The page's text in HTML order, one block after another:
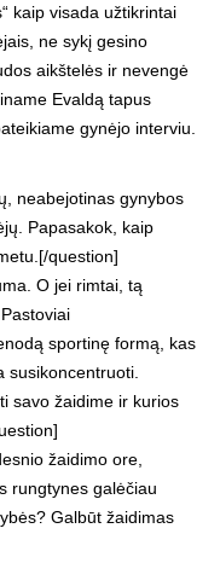
kaip visada užtikrintai
ne sykį gesino
aikštelės ir nevengė
Evaldą tapus
gynėjo interviu.
neabejotinas gynybos
Papasakok, kaip
question]
O jei rimtai, tą
sportinę formą, kas
susikoncentruoti.
savo žaidime ir kurios
žaidimo ore,
rungtynes galėčiau
Galbūt žaidimas